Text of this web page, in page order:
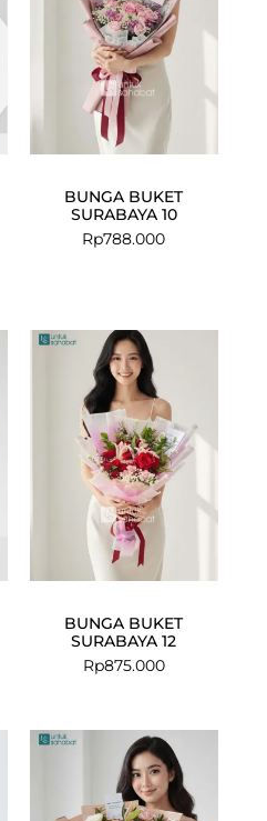
BUNGA BUKET
SURABAYA 10
Rp788.000
BUNGA BUKET
SURABAYA 12
Rp875.000